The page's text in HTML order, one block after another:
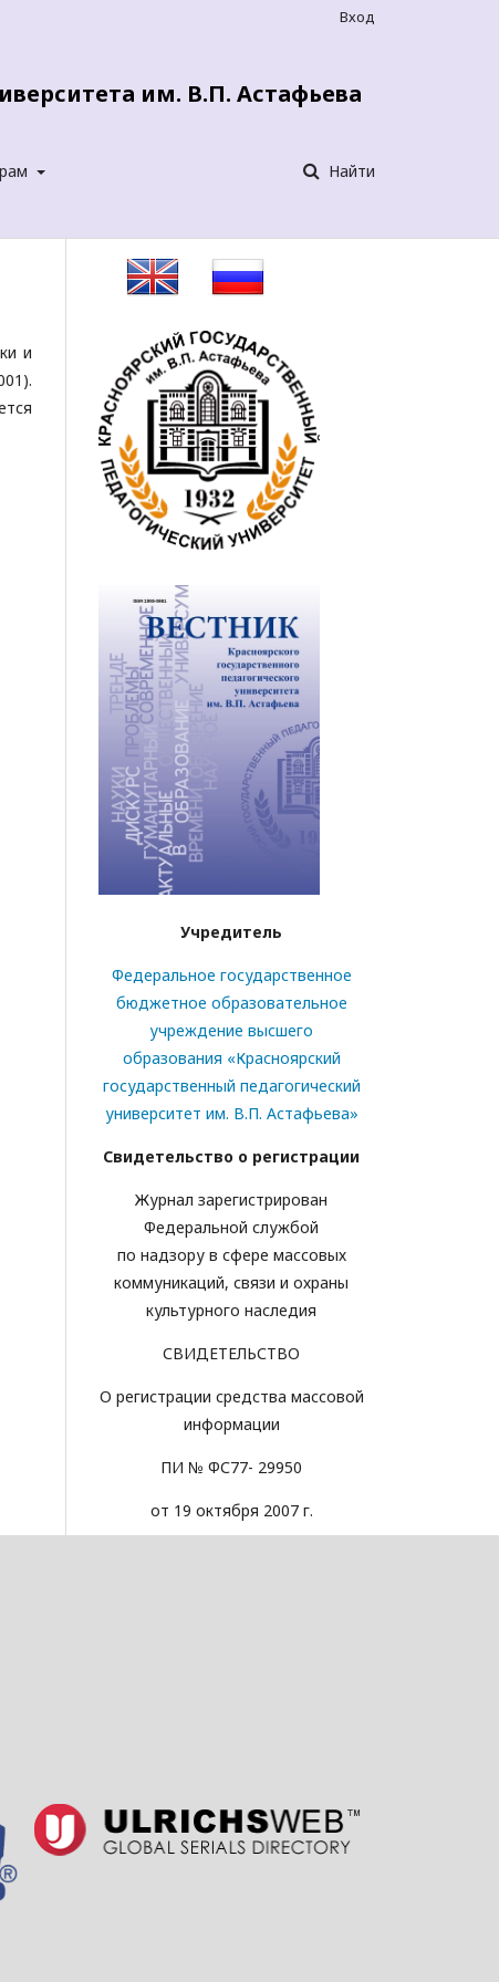
им. В.П. Астафьева
Найти
Вход
и
Учредитель
Федеральное государственное
бюджетное образовательное
учреждение высшего
образования «Красноярский
государственный педагогический
университет им. В.П. Астафьева»
Свидетельство о регистрации
Журнал зарегистрирован
Федеральной службой
по надзору в сфере массовых
коммуникаций, связи и охраны
культурного наследия
СВИДЕТЕЛЬСТВО
О регистрации средства массовой
информации
ПИ № ФС77- 29950
от 19 октября 2007 г.